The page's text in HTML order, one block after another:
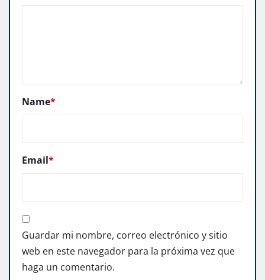
Name*
Email*
Guardar mi nombre, correo electrónico y sitio
web en este navegador para la próxima vez que
haga un comentario.